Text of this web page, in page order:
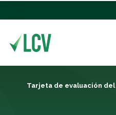
Tarjeta de evaluación